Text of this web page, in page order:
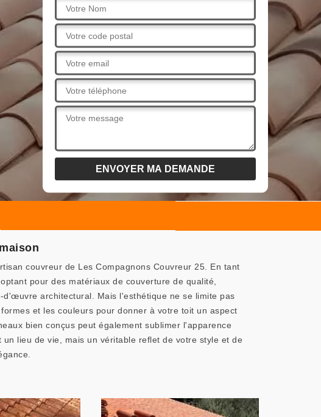
couvreur de Les Compagnons Couvreur 25. En tant
pour des matériaux de couverture de qualité,
architectural. Mais l'esthétique ne se limite pas
et les couleurs pour donner à votre toit un aspect
bien conçus peut également sublimer l'apparence
lieu de vie, mais un véritable reflet de votre style et de